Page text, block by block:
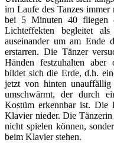
im Laufe des Tanzes
bei 5 Minuten 40 fliegen
Lichteffekten begleitet
auseinander um am Ende
erstarren. Die Tänzer
Händen festzuhalten
bildet sich die Erde, d.h.
jetzt von hinten
umschwärmt, der durch
Kostüm erkennbar ist. Die
Klavier nieder. Die
nicht spielen können,
beim Klavier stehen.